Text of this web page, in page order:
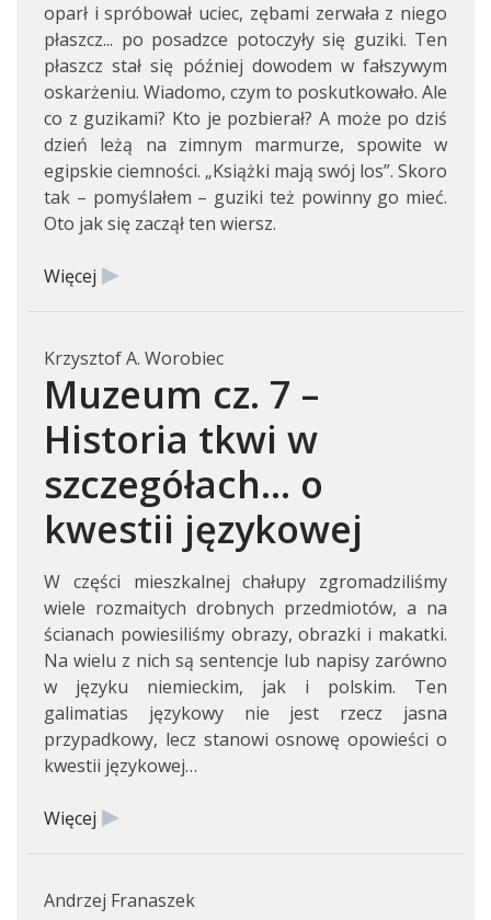
oparł i spróbował uciec, zębami zerwała z niego
płaszcz... po posadzce potoczyły się guziki. Ten
płaszcz stał się później dowodem w fałszywym
oskarżeniu. Wiadomo, czym to poskutkowało. Ale
co z guzikami? Kto je pozbierał? A może po dziś
dzień leżą na zimnym marmurze, spowite w
egipskie ciemności. „Książki mają swój los”. Skoro
tak – pomyślałem – guziki też powinny go mieć.
Oto jak się zaczął ten wiersz.
Więcej
Krzysztof A. Worobiec
Muzeum cz. 7 –
Historia tkwi w
szczegółach… o
kwestii językowej
W części mieszkalnej chałupy zgromadziliśmy
wiele rozmaitych drobnych przedmiotów, a na
ścianach powiesiliśmy obrazy, obrazki i makatki.
Na wielu z nich są sentencje lub napisy zarówno
w języku niemieckim, jak i polskim. Ten
galimatias językowy nie jest rzecz jasna
przypadkowy, lecz stanowi osnowę opowieści o
kwestii językowej…
Więcej
Andrzej Franaszek